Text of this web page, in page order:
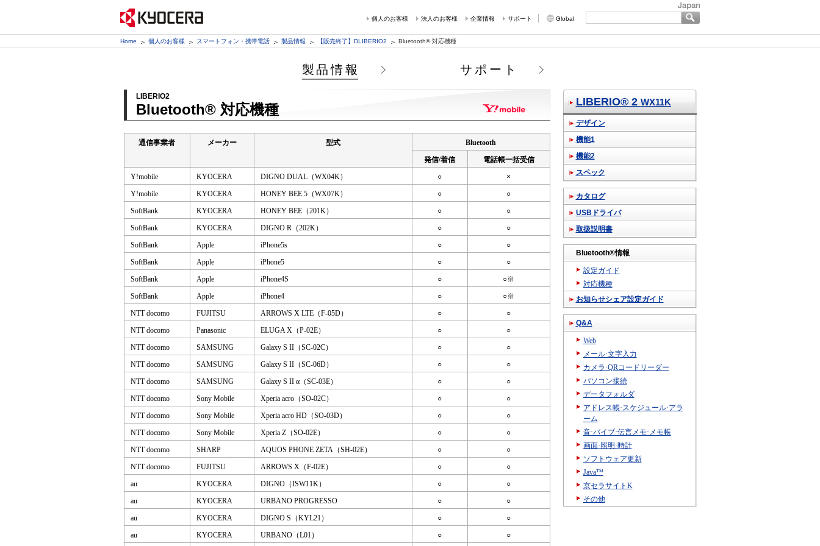
個人のお客様 法人のお客様 企業情報 サポート Global
Home 個人のお客様 スマートフォン・携帯電話 製品情報 【販売終了】DLIBERIO2 Bluetooth® 対応機種
製品情報 サポート
LIBERIO2
Bluetooth® 対応機種
通信事業者 メーカー 型式
Bluetooth
発信/着信
電話帳一括受信
Y!mobile
KYOCERA DIGNO DUAL（WX04K） ○
×
Y!mobile
KYOCERA HONEY BEE 5（WX07K） ○
○
SoftBank
KYOCERA HONEY BEE（201K） ○
○
SoftBank
KYOCERA DIGNO R（202K） ○
○
SoftBank
Apple iPhone5s ○
○
SoftBank
Apple iPhone5 ○
○
SoftBank
Apple iPhone4S ○
○※
SoftBank
Apple iPhone4 ○
○※
NTT docomo
FUJITSU ARROWS X LTE（F-05D） ○
○
NTT docomo
Panasonic ELUGA X（P-02E） ○
○
NTT docomo
SAMSUNG Galaxy S II（SC-02C） ○
○
NTT docomo
SAMSUNG Galaxy S II（SC-06D） ○
○
NTT docomo
SAMSUNG Galaxy S II α（SC-03E） ○
○
NTT docomo
Sony Mobile Xperia acro（SO-02C） ○
○
NTT docomo
Sony Mobile Xperia acro HD（SO-03D） ○
○
NTT docomo
Sony Mobile Xperia Z（SO-02E） ○
○
NTT docomo
SHARP AQUOS PHONE ZETA（SH-02E） ○
○
NTT docomo
FUJITSU ARROWS X（F-02E） ○
○
au
KYOCERA DIGNO（ISW11K） ○
○
au
KYOCERA URBANO PROGRESSO ○
○
au
KYOCERA DIGNO S（KYL21） ○
○
au
KYOCERA URBANO（L01） ○
○
LIBERIO® 2 WX11K
デザイン
機能1
機能2
スペック
カタログ
USBドライバ
取扱説明書
Bluetooth®情報
設定ガイド
対応機種
お知らせシェア設定ガイド
Q&A
Web
メール·文字入力
カメラ·QRコードリーダー
パソコン接続
データフォルダ
アドレス帳·スケジュール·アラ
ーム
音·バイブ·伝言メモ·メモ帳
画面·照明·時計
ソフトウェア更新
Java™
京セラサイトK
その他